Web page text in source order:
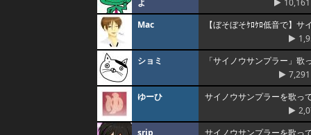
よ
10,161
Mac
【ぼそぼそｹﾛｹﾛ低音で】
ショミ
「サイノウサンプラー」
7,291
ゆーひ
サイノウサンプラーを歌っ
srip
サイノウサンプラーを歌っ